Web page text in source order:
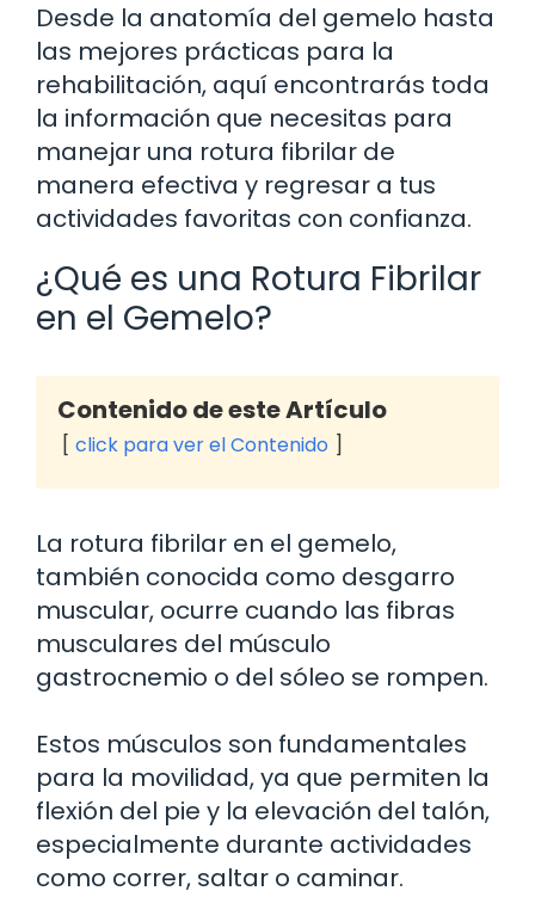
Desde la anatomía del gemelo hasta
las mejores prácticas para la
rehabilitación, aquí encontrarás toda
la información que necesitas para
manejar una rotura fibrilar de
manera efectiva y regresar a tus
actividades favoritas con confianza.
¿Qué es una Rotura Fibrilar
en el Gemelo?
Contenido de este Artículo
click para ver el Contenido
La rotura fibrilar en el gemelo,
también conocida como desgarro
muscular, ocurre cuando las fibras
musculares del músculo
gastrocnemio o del sóleo se rompen.
Estos músculos son fundamentales
para la movilidad, ya que permiten la
flexión del pie y la elevación del talón,
especialmente durante actividades
como correr, saltar o caminar.